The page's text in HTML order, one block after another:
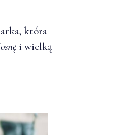
która
i wielką